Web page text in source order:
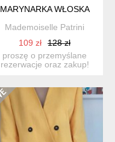
MARYNARKA WŁOSKA
Mademoiselle Patrini
109 zł
128 zł
proszę o przemyślane
rezerwacje oraz zakup!